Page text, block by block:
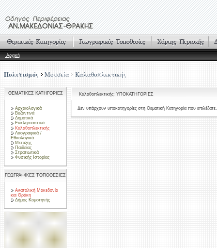
Αρχική
Πολιτισμός Μουσεία Καλαθοπλεκτικής
ΘΕΜΑΤΙΚΕΣ ΚΑΤΗΓΟΡΙΕΣ
Αρχαιολογικά
Βυζαντινά
Δημοτικά
Εκκλησιαστικά
Καλαθοπλεκτικής
Λαογραφικά /
Εθνολογικά
Μετάξης
Παιδείας
Στρατιωτικά
Φυσικής Ιστορίας
ΓΕΩΓΡΑΦΙΚΕΣ ΤΟΠΟΘΕΣΙΕΣ
Ανατολική Μακεδονία
και Θράκη
Δήμος Κομοτηνής
Καλαθοπλεκτικής: ΥΠΟΚΑΤΗΓΟΡΙΕΣ
Δεν υπάρχουν υποκατηγορίες στη Θεματική Κατηγορία που επιλέξατε.